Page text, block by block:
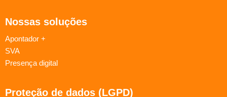
Nossas soluções
Apontador +
SVA
Presença digital
Proteção de dados (LGPD)